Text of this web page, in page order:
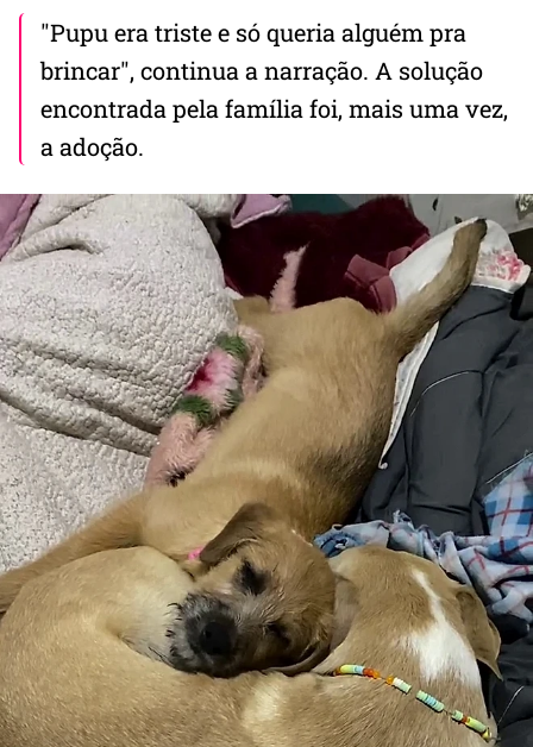
"Pupu era triste e só queria alguém pra
brincar", continua a narração. A solução
encontrada pela família foi, mais uma vez,
a adoção.